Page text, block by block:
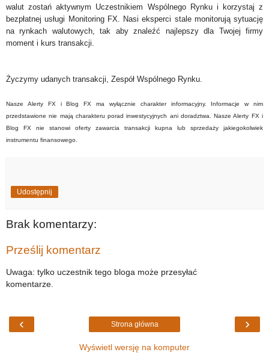
walut zostań aktywnym Uczestnikiem Wspólnego Rynku i korzystaj z
bezpłatnej usługi Monitoring FX. Nasi eksperci stale monitorują sytuację
na rynkach walutowych, tak aby znaleźć najlepszy dla Twojej firmy
moment i kurs transakcji.
Życzymy udanych transakcji, Zespół Wspólnego Rynku.
Nasze Alerty FX i Blog FX ma wyłącznie charakter informacyjny. Informacje w nim
przedstawione nie mają charakteru porad inwestycyjnych ani doradztwa. Nasze Alerty FX i
Blog FX nie stanowi oferty zawarcia transakcji kupna lub sprzedaży jakiegokolwiek
instrumentu finansowego.
Udostępnij
Brak komentarzy:
Prześlij komentarz
Uwaga: tylko uczestnik tego bloga może przesyłać
komentarze.
‹ ›
Strona główna
Wyświetl wersję na komputer